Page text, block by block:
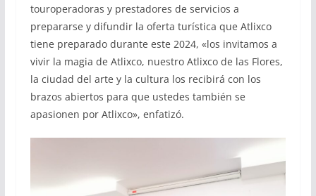
touroperadoras y prestadores de servicios a
prepararse y difundir la oferta turística que Atlixco
tiene preparado durante este 2024, «los invitamos a
vivir la magia de Atlixco, nuestro Atlixco de las Flores,
la ciudad del arte y la cultura los recibirá con los
brazos abiertos para que ustedes también se
apasionen por Atlixco», enfatizó.